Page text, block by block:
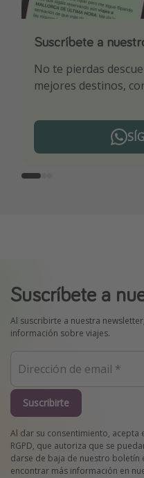
Suscríbete a
No te pierdas
mejores destinos,
Descarga nuestra
Sé el primero en
¡Suscríbete a
¡Recibe las mejores
ti por nuestros
Suscríbete a
Al suscribirte a nuestra
información sobre viajes.
Suscribirte
Al dar su consentimiento, acepta
RGPD, que autoriza que se
darse de baja de nuestro boletín
encontrar más información en